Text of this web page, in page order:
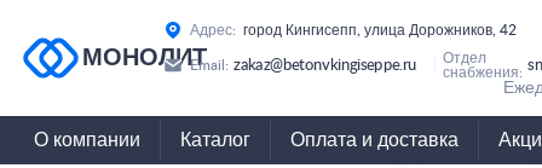
МОНОЛИТ
Адрес: город Кингисепп, улица Дорожников, 42
Email: zakaz@betonvkingiseppe.ru
Отдел
снабжения:
О компании Каталог Оплата и доставка